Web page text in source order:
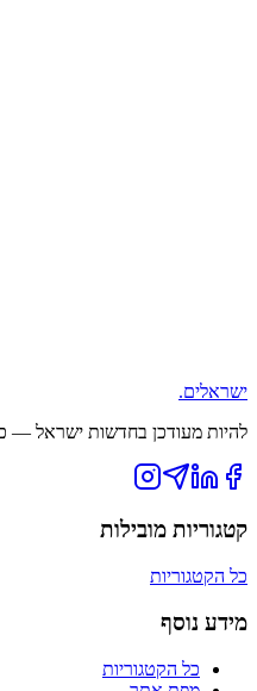
ישראלים.
להיות מעודכן בחדשות ישראל —
קטגוריות מובילות
כל הקטגוריות
מידע נוסף
כל הקטגוריות